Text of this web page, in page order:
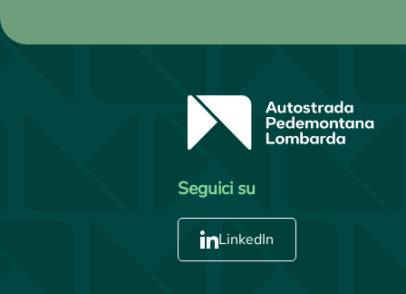
Seguici su
LinkedIn